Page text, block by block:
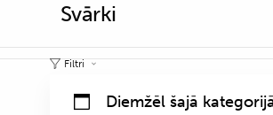
Svārki
Filtri
Diemžēl šajā